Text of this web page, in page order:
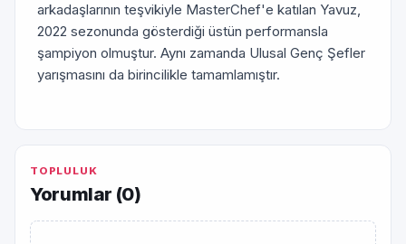
arkadaşlarının teşvikiyle MasterChef'e katılan Yavuz,
2022 sezonunda gösterdiği üstün performansla
şampiyon olmuştur. Aynı zamanda Ulusal Genç Şefler
yarışmasını da birincilikle tamamlamıştır.
TOPLULUK
Yorumlar (0)